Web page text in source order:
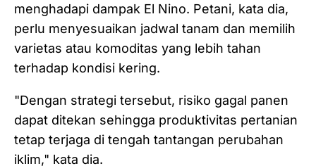
menghadapi dampak El Nino. Petani, kata dia,
perlu menyesuaikan jadwal tanam dan memilih
varietas atau komoditas yang lebih tahan
terhadap kondisi kering.
"Dengan strategi tersebut, risiko gagal panen
dapat ditekan sehingga produktivitas pertanian
tetap terjaga di tengah tantangan perubahan
iklim," kata dia.